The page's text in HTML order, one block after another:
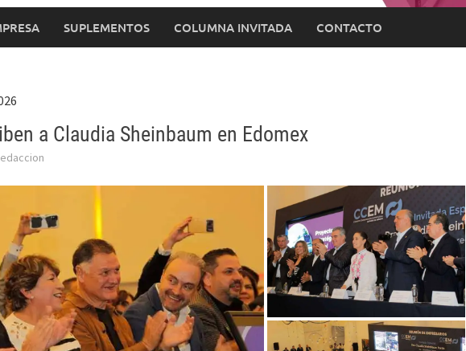
SUPLEMENTOS COLUMNA INVITADA CONTACTO
a Claudia Sheinbaum en Edomex